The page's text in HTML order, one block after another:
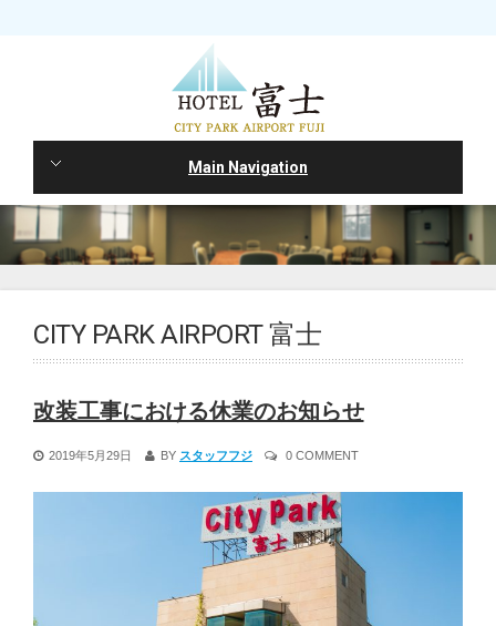
Main Navigation
CITY PARK AIRPORT 富士
改装工事における休業のお知らせ
2019年5月29日 BY スタッフフジ 0 COMMENT